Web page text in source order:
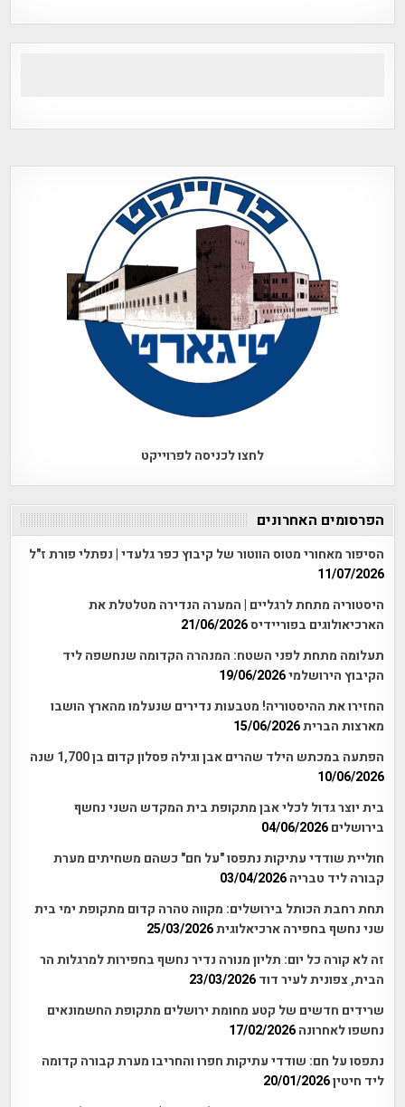
לחצו לכניסה לפרוייקט
הפרסומים האחרונים
הסיפור מאחורי מטוס הווטור של קיבוץ כפר גלעדי | נפתלי פורת ז"ל
11/07/2026
היסטוריה מתחת לרגליים | המערה הנדירה מטלטלת את
הארכיאולוגים בפוריידיס21/06/2026
תעלומה מתחת לפני השטח: המנהרה הקדומה שנחשפה ליד
הקיבוץ הירושלמי19/06/2026
החזירו את ההיסטוריה! מטבעות נדירים שנעלמו מהארץ הושבו
מארצות הברית15/06/2026
הפתעה במכתש הילד שהרים אבן וגילה פסלון קדום בן 1,700 שנה
10/06/2026
בית יוצר גדול לכלי אבן מתקופת בית המקדש השני נחשף
בירושלים 04/06/2026
חוליית שודדי עתיקות נתפסו "על חם" כשהם משחיתים מערת
קבורה ליד טבריה 03/04/2026
תחת רחבת הכותל בירושלים: מקווה טהרה קדום מתקופת ימי בית
שני נחשף בחפירה ארכיאלוגית25/03/2026
זה לא קורה כל יום: תליון מנורה נדיר נחשף בחפירות למרגלות הר
הבית, צפונית לעיר דוד 23/03/2026
שרידים חדשים של קטע מחומת ירושלים מתקופת החשמונאים
נחשפו לאחרונה 17/02/2026
נתפסו על חם: שודדי עתיקות חפרו והחריבו מערת קבורה קדומה
ליד חיטין20/01/2026